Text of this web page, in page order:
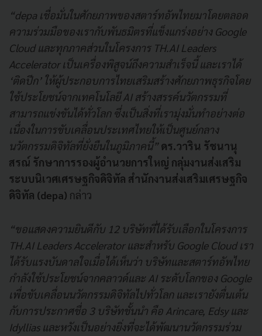
“depa เชื่อมั่นในศักยภาพของสตาร์ทอัพไทยมาโดยตลอด
ความร่วมมือของเรากับพันธมิตรที่แข็งแกร่งอย่าง Google
Cloud และทุกภาคส่วนในโครงการ TH.AI Leaders
Accelerator เป็นเครื่องพิสูจน์ถึงความสำเร็จนี้ และเราได้
‘ติดปีก’ ให้ผู้ประกอบการไทยเสริมสร้างศักยภาพธุรกิจโดย
ใช้ประโยชน์จากเทคโนโลยี AI สร้างสรรค์นวัตกรรมที่
สามารถแข่งขันได้ทั่วโลก ซึ่งเป็นสิ่งที่เรามุ่งมั่นทำอย่างต่อ
เนื่องในการขับเคลื่อนประเทศไทยให้เป็นศูนย์กลาง
นวัตกรรมดิจิทัลที่ยั่งยืนในภูมิภาคนี้”ดร.วาริน รัชนานุ
สรณ์ รักษาการรองผู้อำนวยการใหญ่ กลุ่มงานส่งเสริม
ระบบนิเวศเศรษฐกิจดิจิทัล สำนักงานส่งเสริมเศรษฐกิจ
ดิจิทัล (depa) กล่าว
“ขอแสดงความยินดีกับ 12 บริษัทที่ได้รับเลือกในโครงการ
TH.AI Leaders Accelerator และสำหรับ Google Cloud เรา
ได้รับแรงบันดาลใจเมื่อได้เห็นว่า บริษัทและสตาร์ทอัพไทย
กำลังใช้ประโยชน์จากคลาวด์และ AI ระดับโลกของ Google
เพื่อขับเคลื่อนนวัตกรรมดิจิทัลไปทั่วโลก และเรายังตื่นเต้น
กับการประกาศชื่อ 3 บริษัทชั้นนำ คือ Arincare, Edsy และ
Idyllias และหวังเป็นอย่างยิ่งที่จะได้พัฒนานวัตกรรมร่วม